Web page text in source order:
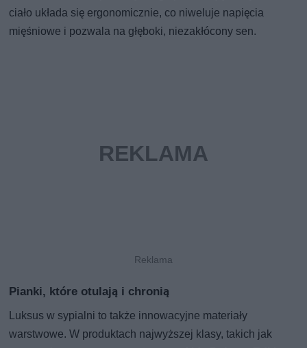
ciało układa się ergonomicznie, co niweluje napięcia
mięśniowe i pozwala na głęboki, niezakłócony sen.
Pianki, które otulają i chronią
Luksus w sypialni to także innowacyjne materiały
warstwowe. W produktach najwyższej klasy, takich jak